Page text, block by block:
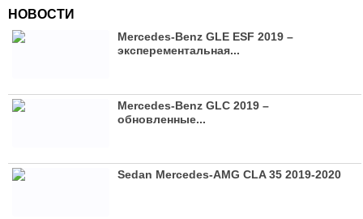
НОВОСТИ
Mercedes-Benz GLE ESF 2019 –
эксперементальная...
Mercedes-Benz GLC 2019 –
обновленные...
Sedan Mercedes-AMG CLA 35 2019-2020